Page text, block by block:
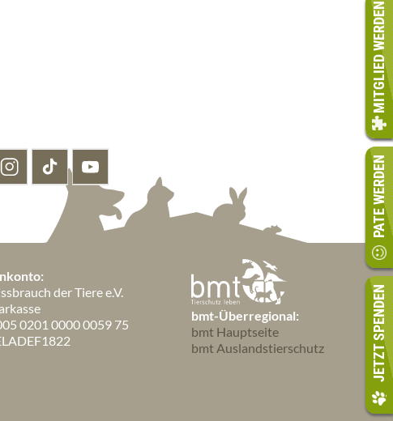
MITGLIED WERDEN
PATE WERDEN
JETZT SPENDEN
der Tiere e.V.
0201 0000 0059 75
bmt-Überregional:
bmt Hauptseite
bmt Auslandstierschutz